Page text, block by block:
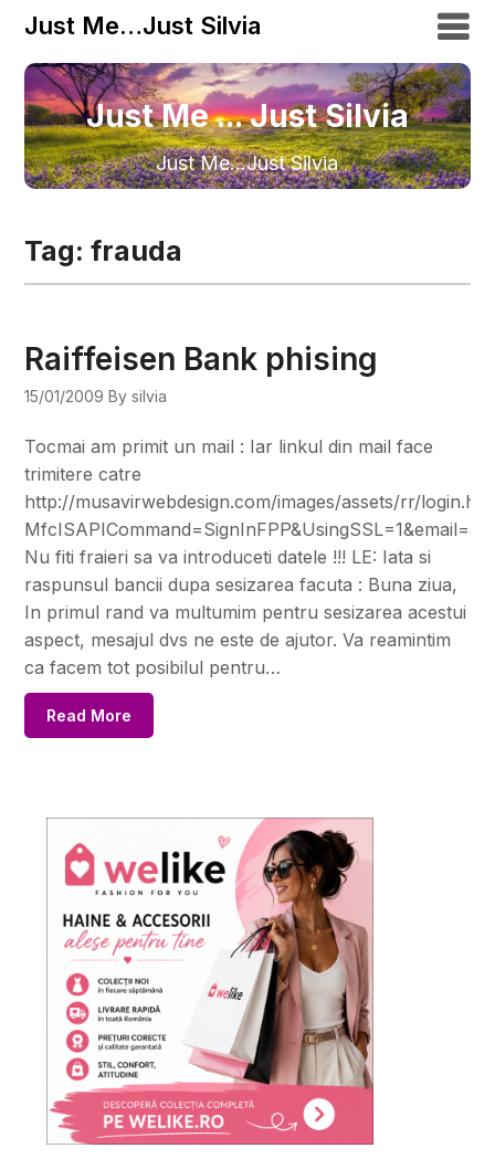
Just Me…Just Silvia
Just Me ... Just Silvia
Just Me…Just Silvia
Tag:frauda
Raiffeisen Bank phising
15/01/2009 By silvia
Tocmai am primit un mail : Iar linkul din mail face
trimitere catre
http://musavirwebdesign.com/images/assets/rr/
Nu fiti fraieri sa va introduceti datele !!! LE: Iata si
raspunsul bancii dupa sesizarea facuta : Buna ziua,
In primul rand va multumim pentru sesizarea acestui
aspect, mesajul dvs ne este de ajutor. Va reamintim
ca facem tot posibilul pentru…
Read More